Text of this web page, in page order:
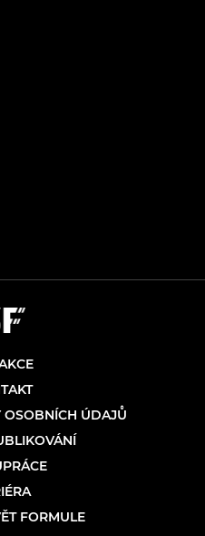
OSOBNÍCH ÚDAJŮ
FORMULE